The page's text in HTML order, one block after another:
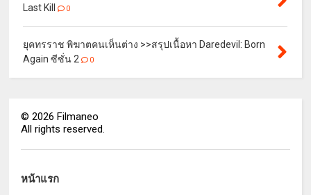
Last Kill
0
ยุคทรราช พิฆาตคนเห็นต่าง >>สรุปเนื้อหา Daredevil: Born
Again ซีซั่น 2
0
©2026 Filmaneo
All rights reserved.
หน้าแรก